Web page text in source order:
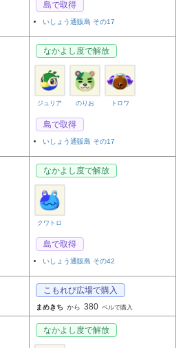
島で取得
いしょう通販島 その17
なかよし度で解放
ジュリア のりお トロワ
島で取得
いしょう通販島 その17
なかよし度で解放
クワトロ
島で取得
いしょう通販島 その42
こもれび広場で購入
まめきち から 380 ベルで購入
なかよし度で解放